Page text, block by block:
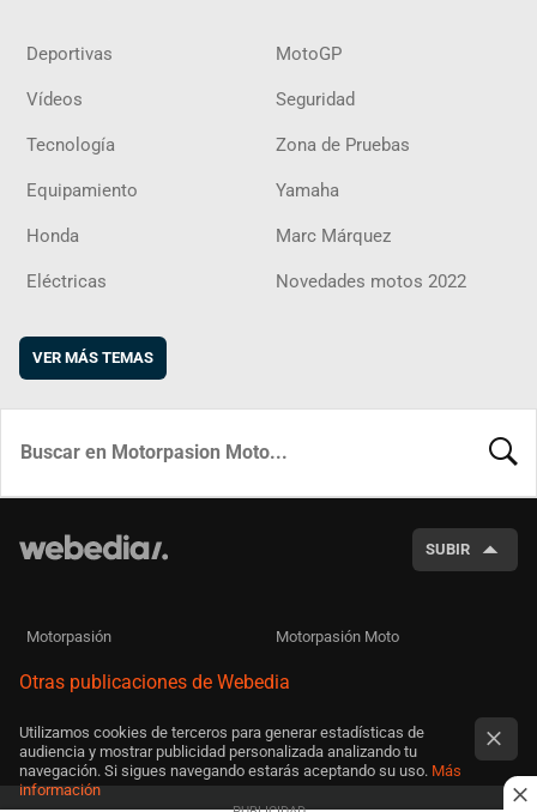
Deportivas MotoGP
Vídeos Seguridad
Tecnología Zona de Pruebas
Equipamiento Yamaha
Honda Marc Márquez
Eléctricas Novedades motos 2022
VER MÁS TEMAS
SUBIR
Motorpasión Motorpasión Moto
Otras publicaciones de Webedia
Utilizamos cookies de terceros para generar estadísticas de
audiencia y mostrar publicidad personalizada analizando tu
navegación. Si sigues navegando estarás aceptando su uso. Más
información